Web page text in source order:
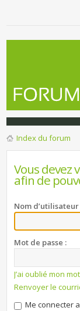
Index du forum
Vous devez
afin de
Nom d’utilisateur
Mot de passe :
J’ai oublié mon
Renvoyer le
Me connecter